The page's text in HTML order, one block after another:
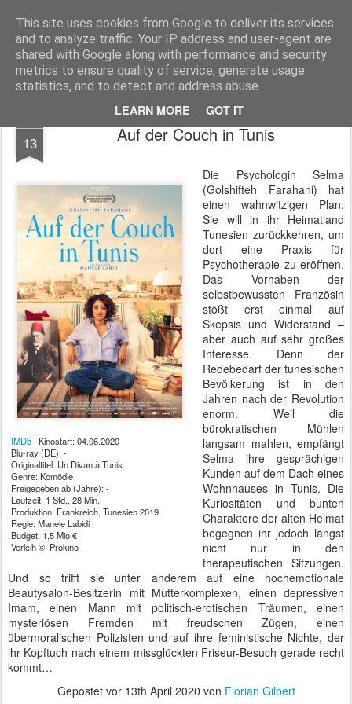
This site uses cookies from Google to deliver its services
and to analyze traffic. Your IP address and user-agent are
shared with Google along with performance and security
metrics to ensure quality of service, generate usage
statistics, and to detect and address abuse.
LEARN MORE GOT IT
MyKinoTrailer
Pages
13 Auf der Couch in Tunis
IMDb | Kinostart: 04.06.2020
Blu-ray (DE): -
Originaltitel: Un Divan à Tunis
Genre: Komödie
Freigegeben ab (Jahre): -
Laufzeit: 1 Std., 28 Min.
Produktion: Frankreich, Tunesien 2019
Regie: Manele Labidi
Budget: 1,5 Mio €
Verleih ©: Prokino
Die Psychologin Selma
(Golshifteh Farahani) hat
einen wahnwitzigen Plan:
Sie will in ihr Heimatland
Tunesien zurückkehren, um
dort eine Praxis für
Psychotherapie zu eröffnen.
Das Vorhaben der
selbstbewussten Französin
stößt erst einmal auf
Skepsis und Widerstand –
aber auch auf sehr großes
Interesse. Denn der
Redebedarf der tunesischen
Bevölkerung ist in den
Jahren nach der Revolution
enorm. Weil die
bürokratischen Mühlen
langsam mahlen, empfängt
Selma ihre gesprächigen
Kunden auf dem Dach eines
Wohnhauses in Tunis. Die
Kuriositäten und bunten
Charaktere der alten Heimat
begegnen ihr jedoch längst
nicht nur in den
therapeutischen Sitzungen.
Und so trifft sie unter anderem auf eine hochemotionale
Beautysalon-Besitzerin mit Mutterkomplexen, einen depressiven
Imam, einen Mann mit politisch-erotischen Träumen, einen
mysteriösen Fremden mit freudschen Zügen, einen
übermoralischen Polizisten und auf ihre feministische Nichte, der
ihr Kopftuch nach einem missglückten Friseur-Besuch gerade recht
kommt…
Gepostet vor 13th April 2020 von Florian Gilbert